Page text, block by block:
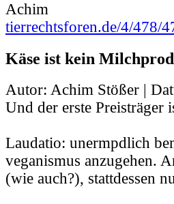
Achim
tierrechtsforen.de/4/478/
Käse ist kein
Autor: Achim Stößer |
Und der erste Preisträger
Laudatio: unermpdlich
veganismus anzugehen.
(wie auch?), stattdessen